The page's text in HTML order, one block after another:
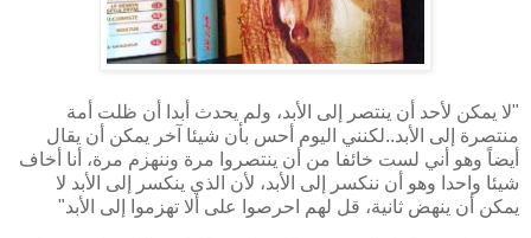
"لا يمكن لأحد أن ينتصر إلى الأبد، ولم يحدث أبدا أن ظلت أمة
منتصرة إلى الأبد..لكنني اليوم أحس بأن شيئا آخر يمكن أن يقال
أيضاً وهو أني لست خائفا من أن ينتصروا مرة وننهزم مرة، أنا أخاف
شيئا واحدا وهو أن ننكسر إلى الأبد، لأن الذي ينكسر إلى الأبد لا
يمكن أن ينهض ثانية، قل لهم احرصوا على ألا تهزموا إلى الأبد"